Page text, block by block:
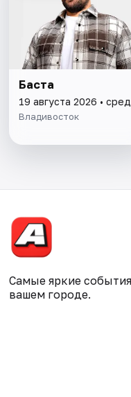
Баста
19 августа 2026 •
Владивосток
Самые яркие
вашем городе.